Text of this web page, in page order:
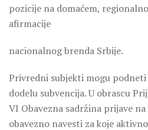
pozicije na domaćem,
afirmacije
nacionalnog brenda Srbije.
Privredni subjekti mogu podneti
dodelu subvencija. U obrascu
VI Obavezna sadržina prijave
obavezno navesti za koje